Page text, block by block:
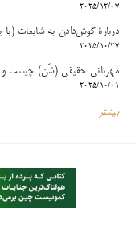
2025/12/07
دربارۀ گوش‌دادن به شایعات (با
2025/10/27
مهربانی حقیقی (شَن) چیست و
2025/10/01
بیشتر